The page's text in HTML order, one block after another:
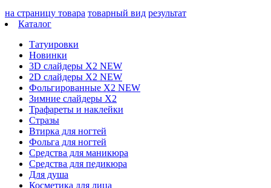
на страницу товара товарный вид результат
Каталог
Татуировки
Новинки
3D слайдеры X2 NEW
2D слайдеры X2 NEW
Фольгированные X2 NEW
Зимние слайдеры Х2
Трафареты и наклейки
Стразы
Втирка для ногтей
Фольга для ногтей
Средства для маникюра
Средства для педикюра
Для душа
Косметика для лица